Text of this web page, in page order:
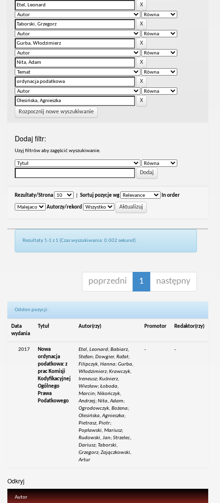
Rozpocznij nowe wyszukiwanie
Dodaj filtr:
Uzyj filtrów aby zagęścić wyszukiwanie.
Rezultaty/Strona Sortuj pozycje wg In order
Autorzy/rekord
Rezultaty 1-1 z 1 (Czas wyszukiwania: 0.002 sekund).
poprzedni 1 następny
Odsłon pozycji:
Data
wydania
Tytuł Autor(rzy) Promotor Redaktor(rzy)
2017
Nowa
ordynacja
podatkowa: z
prac Komisji
Kodyfikacyjnej
Ogólnego
Prawa
Podatkowego
Etel, Leonard; Babiarz,
Stefan; Dowgier, Rafał;
Filipczyk, Hanna; Gurba,
Włodzimierz; Krawczyk,
Ireneusz; Kuśnierz,
Wiesław; Łoboda,
Marcin; Nikończyk,
Andrzej; Nita, Adam;
Ogrodowczyk, Bożena;
Olesińska, Agnieszka;
Pietrasz, Piotr;
Popławski, Mariusz;
Rudowski, Jan; Strzelec,
Dariusz; Taborski,
Grzegorz; Zajączkowski,
Artur
- -
Odkryj
Autor